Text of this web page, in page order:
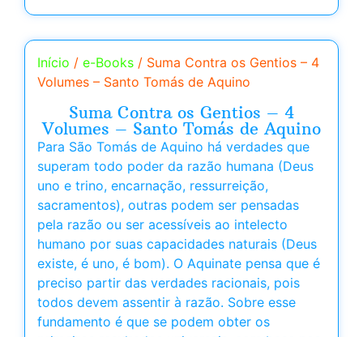
Início / e-Books / Suma Contra os Gentios – 4
Volumes – Santo Tomás de Aquino
Suma Contra os Gentios – 4
Volumes – Santo Tomás de Aquino
Para São Tomás de Aquino há verdades que
superam todo poder da razão humana (Deus
uno e trino, encarnação, ressurreição,
sacramentos), outras podem ser pensadas
pela razão ou ser acessíveis ao intelecto
humano por suas capacidades naturais (Deus
existe, é uno, é bom). O Aquinate pensa que é
preciso partir das verdades racionais, pois
todos devem assentir à razão. Sobre esse
fundamento é que se podem obter os